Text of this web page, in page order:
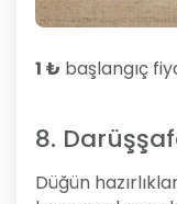
1 ₺ başlangıç
8.
Düğün